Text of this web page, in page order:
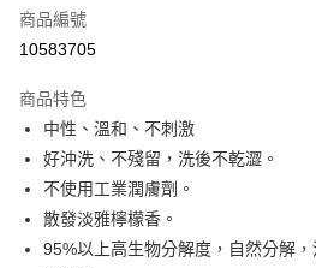
LINE Pay
街口支付
悠遊付
Google Pay
全盈+PAY
商品編號
10583705
商品特色
中性、溫和、不刺激
好沖洗、不殘留，洗後不乾澀。
不使用工業潤膚劑。
散發淡雅檸檬香。
95%以上高生物分解度，自然分解